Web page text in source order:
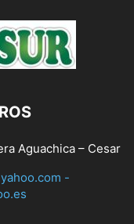
Aguachica – Cesar
-